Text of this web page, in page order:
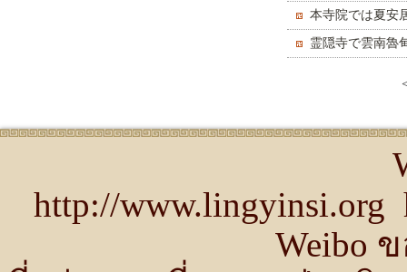
ける
本寺院では夏安
霊隠寺で雲南魯
http://
Weibo